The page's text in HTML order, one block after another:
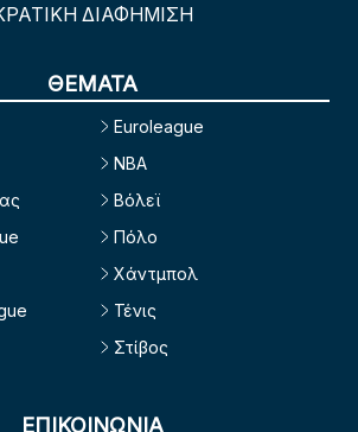
ΔΙΑΦΗΜΙΣΗ
ΘΕΜΑΤΑ
Euroleague
NBA
Βόλεϊ
Πόλο
Χάντμπολ
Τένις
Στίβος
ΕΠΙΚΟΙΝΩΝΙΑ